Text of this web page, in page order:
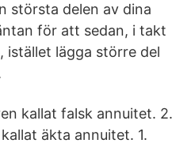
största delen av dina
för att sedan, i takt
istället lägga större del
kallat falsk annuitet. 2.
äkta annuitet. 1.